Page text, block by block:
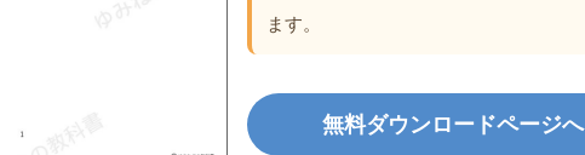
ます。
無料ダウンロードページへ